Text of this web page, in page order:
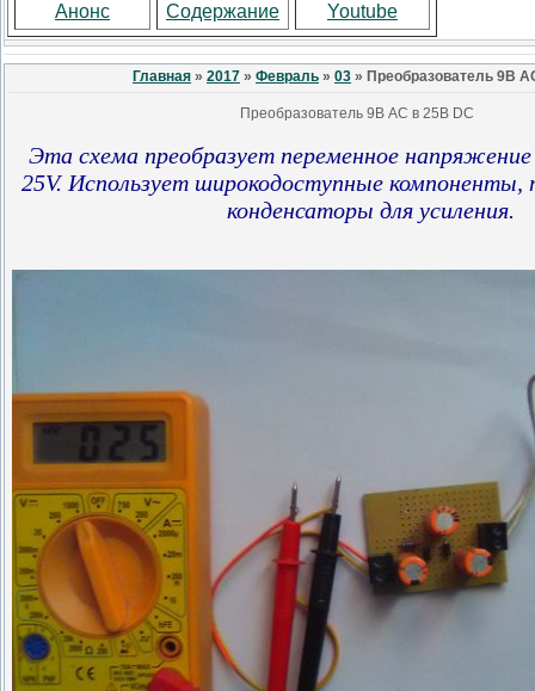
Анонс Содержание Youtube
Главная » 2017 » Февраль » 03 » Преобразователь 9В
Преобразователь 9В AC в 25В DC
Эта схема преобразует переменное
25V. Использует широкодоступные компоненты,
конденсаторы для усиления.